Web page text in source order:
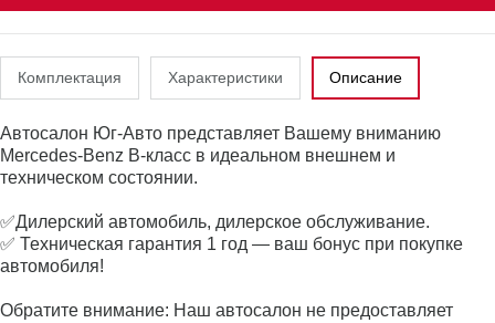
Комплектация Характеристики Описание
Автосалон Юг-Авто представляет Вашему вниманию
Mercedes-Benz B-класс в идеальном внешнем и
техническом состоянии.
✅Дилерский автомобиль, дилерское обслуживание.
✅ Техническая гарантия 1 год — ваш бонус при покупке
автомобиля!
Обратите внимание: Наш автосалон не предоставляет